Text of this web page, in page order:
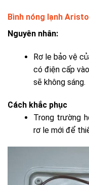
Bình nóng lạnh
Nguyên nhân:
Rơ le bảo vệ
có điện cấp
sẽ không sáng.
Cách khắc phục
Trong trường
rơ le mới để